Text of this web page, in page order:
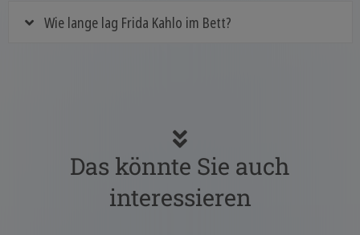
Wie lange lag Frida Kahlo im Bett?
Das könnte Sie auch
interessieren